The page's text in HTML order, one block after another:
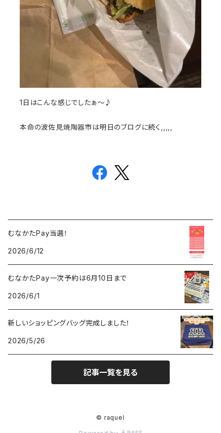
1日はこんな感じでしたぁ〜♪
本命の波佐見焼陶器市は明日のブログに続く,,,,,
むなかたPay当選！
2026/6/12
むなかたPay一次予約は6月10日まで
2026/6/1
新しいショッピングバッグ完成しました！
2026/5/26
記事一覧を見る
© raquel